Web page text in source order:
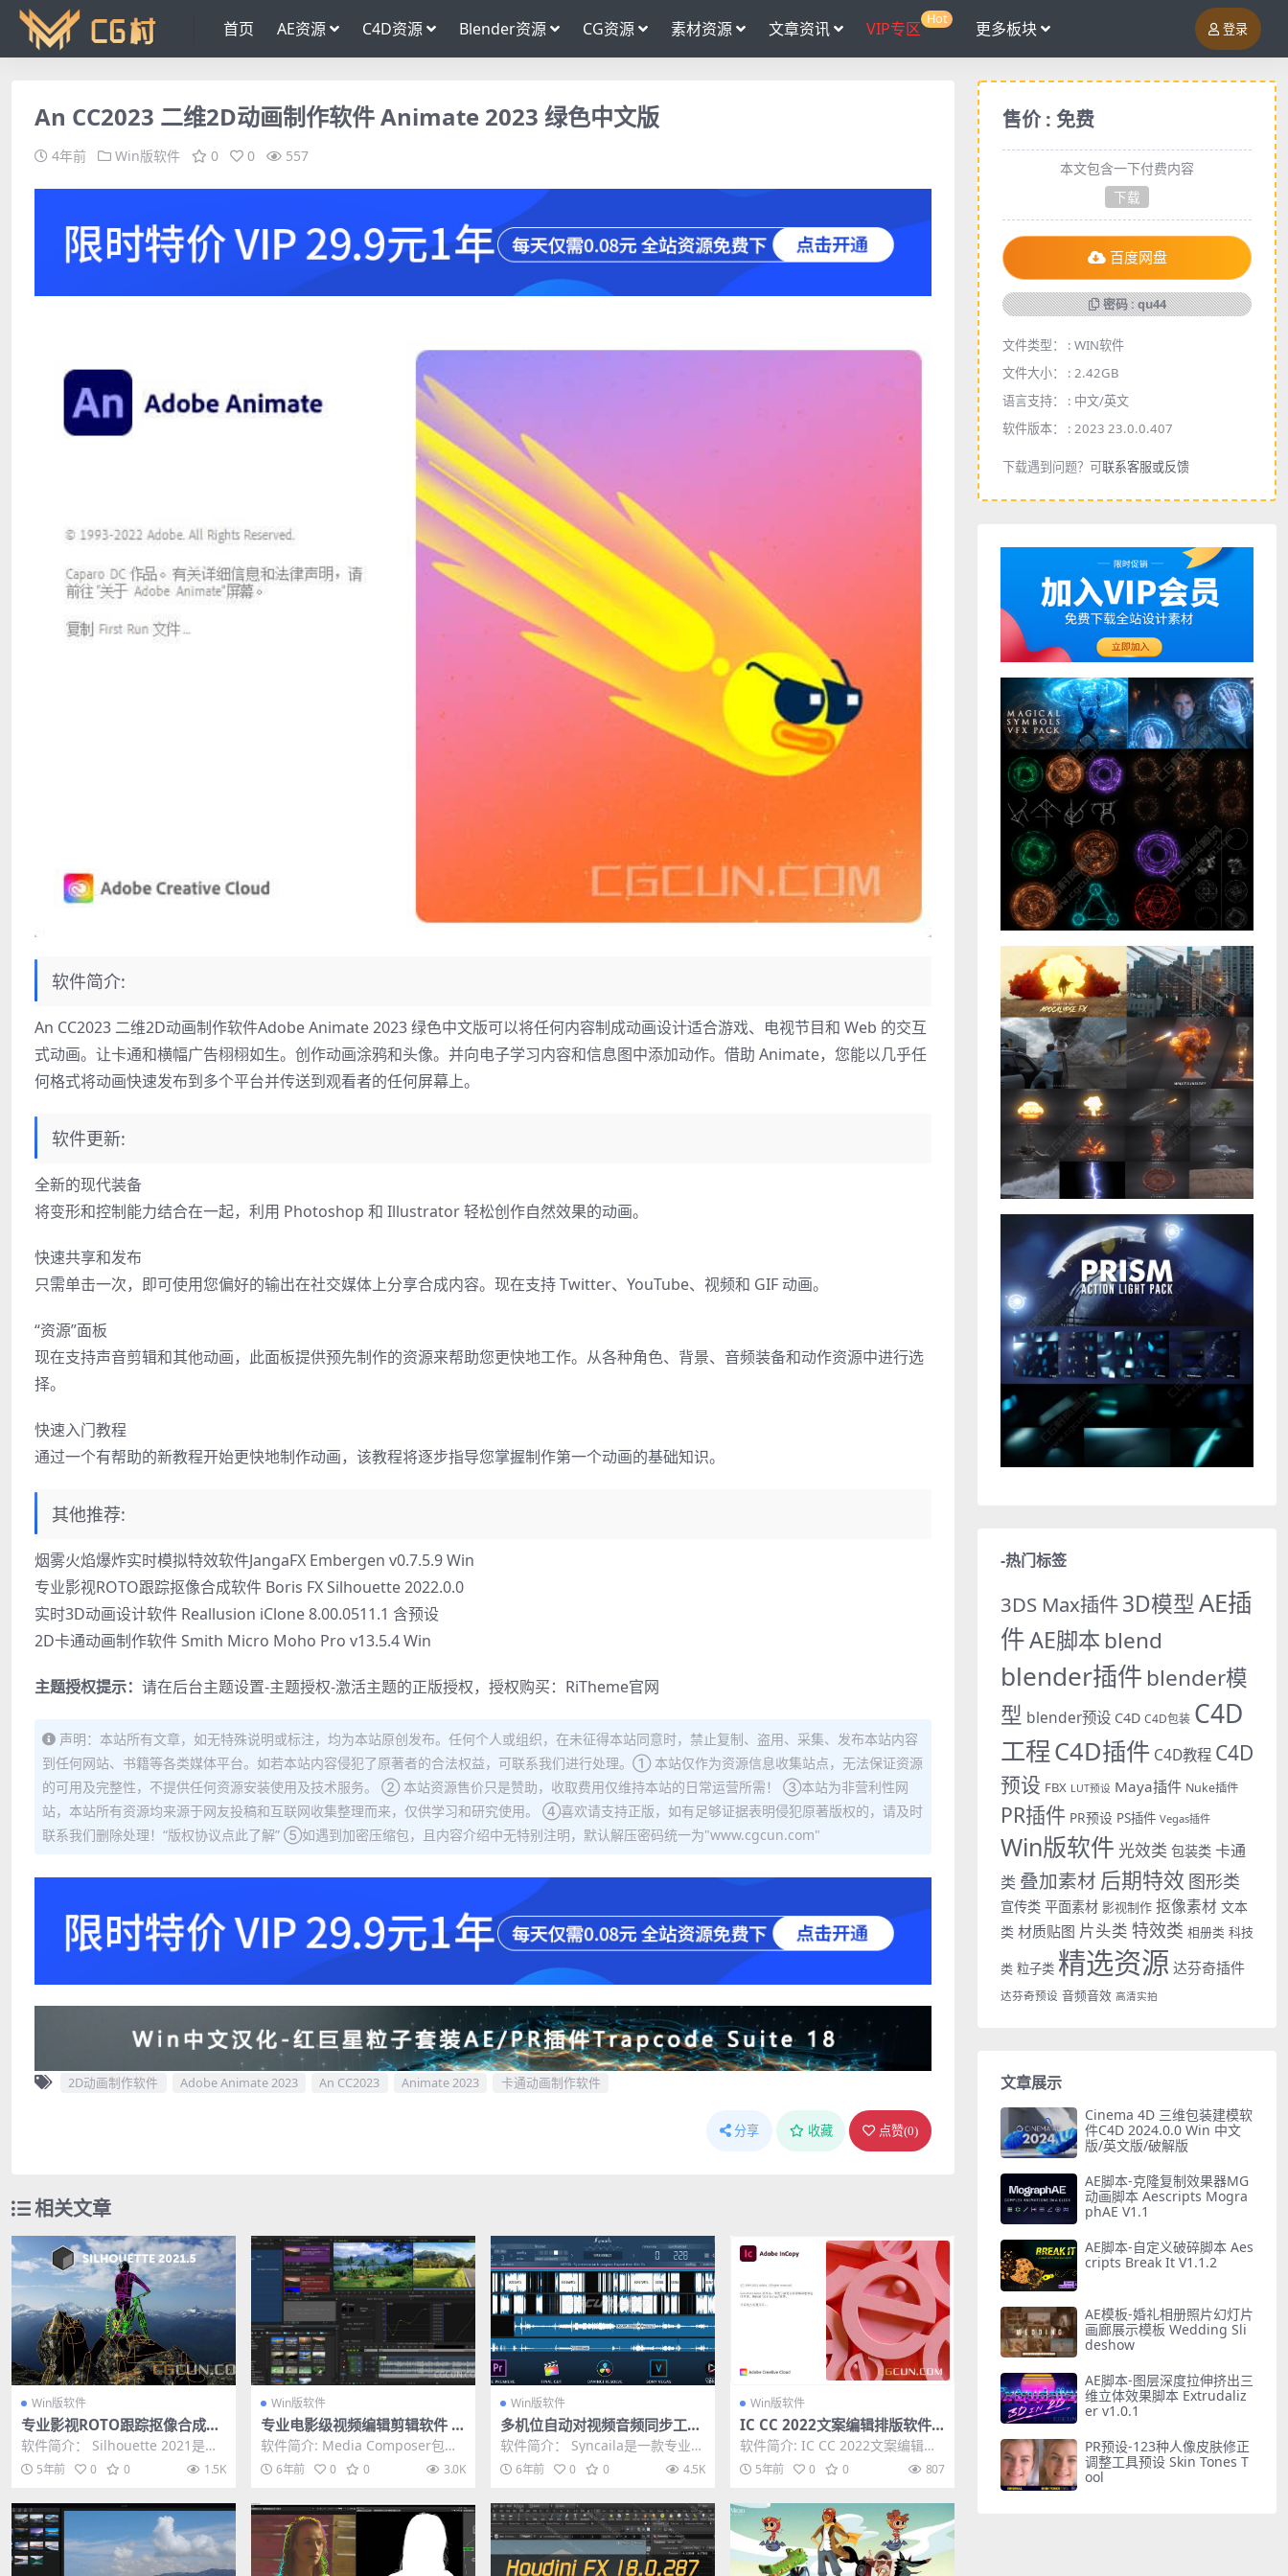
首页 AE资源 C4D资源 Blender资源 CG资源 素材资源 文章资讯 VIP专区 Hot 更多板块 登录
An CC2023 二维2D动画制作软件 Animate 2023 绿色中文版
4年前 Win版软件 0 0 557
软件简介:
An CC2023 二维2D动画制作软件Adobe Animate 2023 绿色中文版可以将任何内容制成动画设计适合游戏、电视节目和 Web 的交互
式动画。让卡通和横幅广告栩栩如生。创作动画涂鸦和头像。并向电子学习内容和信息图中添加动作。借助 Animate，您能以几乎任
何格式将动画快速发布到多个平台并传送到观看者的任何屏幕上。
软件更新:
全新的现代装备
将变形和控制能力结合在一起，利用 Photoshop 和 Illustrator 轻松创作自然效果的动画。
快速共享和发布
只需单击一次，即可使用您偏好的输出在社交媒体上分享合成内容。现在支持 Twitter、YouTube、视频和 GIF 动画。
“资源”面板
现在支持声音剪辑和其他动画，此面板提供预先制作的资源来帮助您更快地工作。从各种角色、背景、音频装备和动作资源中进行选
择。
快速入门教程
通过一个有帮助的新教程开始更快地制作动画，该教程将逐步指导您掌握制作第一个动画的基础知识。
其他推荐:
烟雾火焰爆炸实时模拟特效软件JangaFX Embergen v0.7.5.9 Win
专业影视ROTO跟踪抠像合成软件 Boris FX Silhouette 2022.0.0
实时3D动画设计软件 Reallusion iClone 8.00.0511.1 含预设
2D卡通动画制作软件 Smith Micro Moho Pro v13.5.4 Win
主题授权提示： 请在后台主题设置-主题授权-激活主题的正版授权，授权购买： RiTheme官网
声明：本站所有文章，如无特殊说明或标注，均为本站原创发布。任何个人或组织，在未征得本站同意时，禁止复制、盗用、采集、发布本站内容
到任何网站、书籍等各类媒体平台。如若本站内容侵犯了原著者的合法权益，可联系我们进行处理。① 本站仅作为资源信息收集站点，无法保证资源
的可用及完整性，不提供任何资源安装使用及技术服务。 ② 本站资源售价只是赞助，收取费用仅维持本站的日常运营所需！ ③本站为非营利性网
站，本站所有资源均来源于网友投稿和互联网收集整理而来，仅供学习和研究使用。 ④喜欢请支持正版，如有足够证据表明侵犯原著版权的，请及时
联系我们删除处理！“版权协议点此了解” ⑤如遇到加密压缩包，且内容介绍中无特别注明，默认解压密码统一为"www.cgcun.com"
2D动画制作软件 Adobe Animate 2023 An CC2023 Animate 2023 卡通动画制作软件
分享 收藏 点赞(0)
相关文章
Win版软件
专业影视ROTO跟踪抠像合成后
期软件 Silhouette 2021.5.0 W
in
软件简介： Silhouette 2021是同
类产品中最佳的视觉效果工具，具
有行...
5年前 0 0 1.5K
Win版软件
专业电影级视频编辑剪辑软件 A
vid Media Composer 2020.8
Win中文破解版
软件简介: Media Composer包含
大量节省时间的新功能，增强功能
和改进...
6年前 0 0 3.0K
Win版软件
多机位自动对视频音频同步工具
软件 Syncaila 2.1.4 Win破解
版
软件简介： Syncaila是一款专业的
多摄像机自动同步，Syncaila是视
频...6年前 0 0 4.5K
Win版软件
IC CC 2022文案编辑排版软件 A
dobe InCopy 2022 (17.0.0.09
6)
软件简介: IC CC 2022文案编辑排
版软件 Adobe InCopy 20...
5年前 0 0 807
售价 : 免费
本文包含一下付费内容
下载
百度网盘
密码 : qu44
文件类型： : WIN软件
文件大小： : 2.42GB
语言支持： : 中文/英文
软件版本： : 2023 23.0.0.407
下载遇到问题？可联系客服或反馈
-热门标签
3DS Max插件3D模型AE插
件AE脚本 blend
blender插件 blender模
型 blender预设 C4D C4D包装 C4D
工程C4D插件 C4D教程 C4D
预设 FBX LUT预设 Maya插件 Nuke插件
PR插件 PR预设 PS插件 Vegas插件
Win版软件 光效类 包装类 卡通
类 叠加素材 后期特效 图形类
宣传类 平面素材 影视制作 抠像素材 文本
类 材质贴图 片头类 特效类 相册类 科技
类 粒子类 精选资源 达芬奇插件
达芬奇预设 音频音效 高清实拍
文章展示
Cinema 4D 三维包装建模软
件C4D 2024.0.0 Win 中文
版/英文版/破解版
AE脚本-克隆复制效果器MG
动画脚本 Aescripts Mogra
phAE V1.1
AE脚本-自定义破碎脚本 Aes
cripts Break It V1.1.2
AE模板-婚礼相册照片幻灯片
画廊展示模板 Wedding Sli
deshow
AE脚本-图层深度拉伸挤出三
维立体效果脚本 Extrudaliz
er v1.0.1
PR预设-123种人像皮肤修正
调整工具预设 Skin Tones T
ool